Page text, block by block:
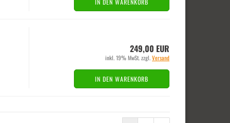
IN DEN WARENKORB
249,00 EUR
inkl. 19% MwSt. zzgl.Versand
IN DEN WARENKORB